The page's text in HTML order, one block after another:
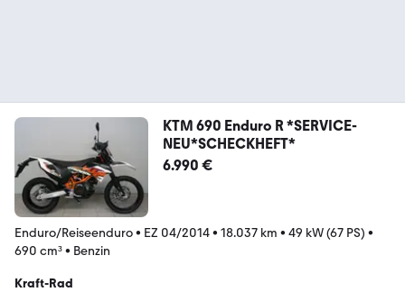
KTM 690 Enduro R *SERVICE-
NEU*SCHECKHEFT*
6.990 €
Enduro/Reiseenduro• EZ 04/2014• 18.037 km • 49 kW (67 PS) •
690 cm³• Benzin
Kraft-Rad